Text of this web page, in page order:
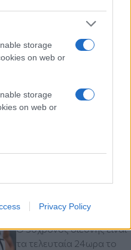
storage
on web or
storage
on web or
Privacy Policy
ΠΑΟΚ: Ο Γιαννούλης
ξανά στα ασπρόμαυρα
Ο 30χρονος διεθνής είναι
τα τελευταία 24ωρα το